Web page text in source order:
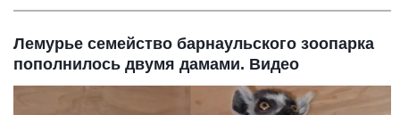
Лемурье семейство барнаульского зоопарка
пополнилось двумя дамами. Видео